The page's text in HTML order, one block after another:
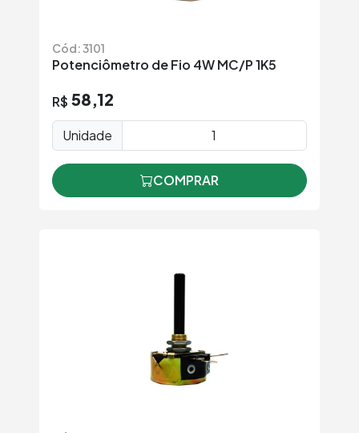
Cód: 3101
Potenciômetro de Fio 4W MC/P 1K5
R$ 58,12
Unidade
COMPRAR